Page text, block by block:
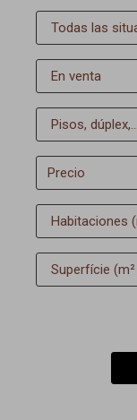
Precio